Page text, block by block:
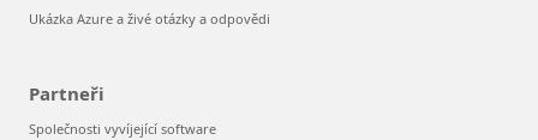
Ukázka Azure a živé otázky a odpovědi
Partneři
Společnosti vyvíjející software